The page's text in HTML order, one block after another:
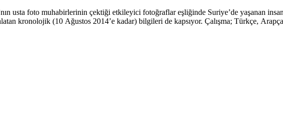
usta foto muhabirlerinin çektiği etkileyici fotoğraflar eşliğinde Suriye’de yaşanan
kronolojik (10 Ağustos 2014’e kadar) bilgileri de kapsıyor. Çalışma; Türkçe,